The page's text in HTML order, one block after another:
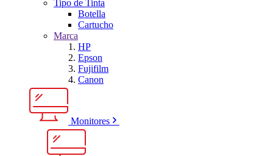
Tipo de Tinta
Botella
Cartucho
Marca
HP
Epson
Fujifilm
Canon
Monitores